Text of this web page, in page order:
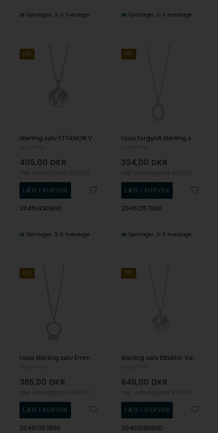
Fjernlager 3-5 hverdage Fjernlager 3-5 hverdage
19%
sterling sølv ETTANOR Vedhæng med kæde og jorden i zirkonia - SOM SET PÅ TV2 fra Joanli Nor
405,00 DKR
20451430900
Fjernlager 3-5 hverdage
19%
rosa forgyldt sterling sølv EmilyNor vedhæng med kæde med blank overflade fra Joanli Nor
324,00 DKR
20451257900
Fjernlager 3-5 hverdage
19%
rosa sterling sølv EmmyNor vedhæng med kæde med blank overflade fra Joanli Nor
365,00 DKR
20451387900
19%
sterling sølv EttaNor Vedhæng med kæde med blank overflade fra Joanli Nor
648,00 DKR
20451290900